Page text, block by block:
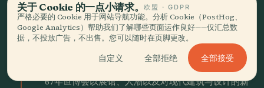
public 1967
67年世博会让蒙特利尔重
67年世博会以展馆、人潮以及对现代建筑与设计的新
关于 Cookie 的一点小请求。欧盟 · GDPR
严格必要的 Cookie 用于网站导航功能。分析 Cookie（PostHog、
Google Analytics）帮助我们了解哪些页面运作良好——仅汇总数
据，不投放广告，不出售。您可以随时在页脚更改。
自定义 全部拒绝 全部接受